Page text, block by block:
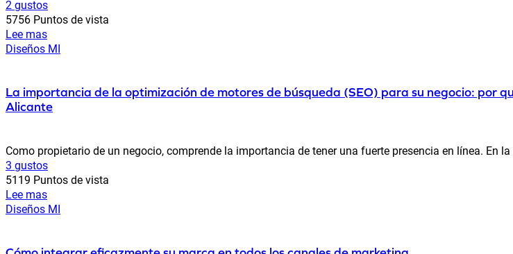
2 gustos
5756 Puntos de vista
Lee mas
Diseños MI
La importancia de la optimización de motores de búsqueda (SEO) para su negocio: por
Alicante
Como propietario de un negocio, comprende la importancia de tener una fuerte presencia en línea. En
3 gustos
5119 Puntos de vista
Lee mas
Diseños MI